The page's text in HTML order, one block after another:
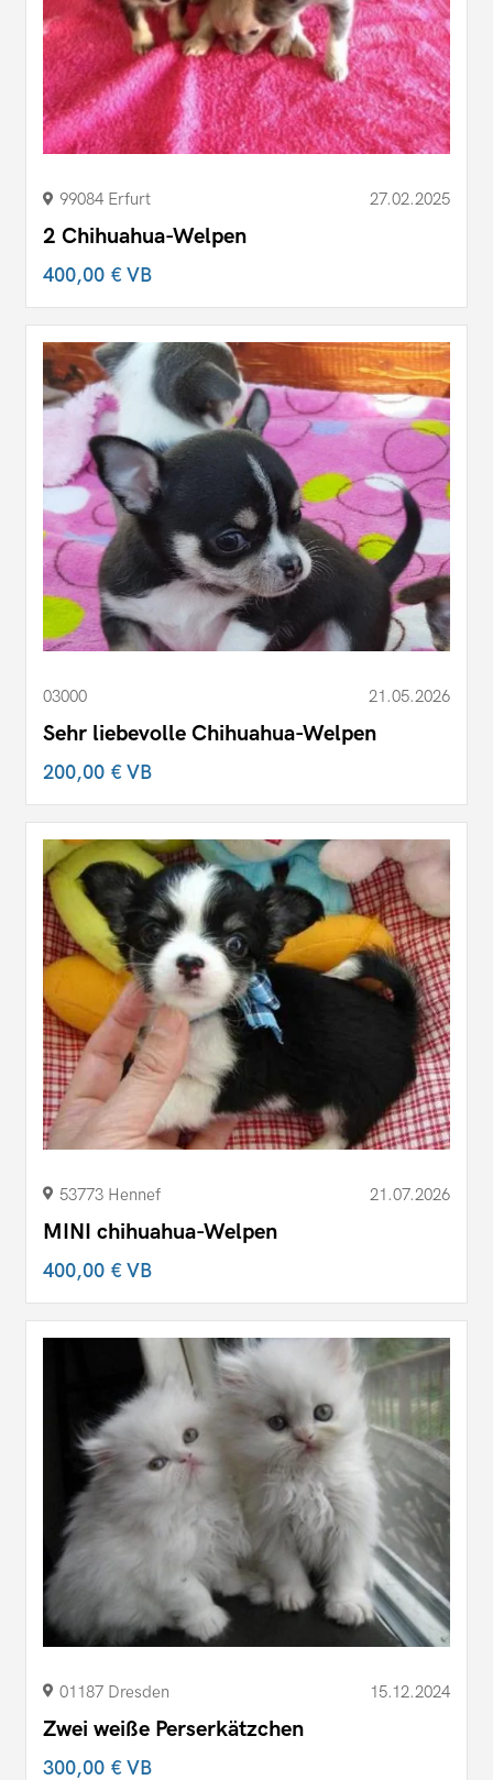
99084 Erfurt 27.02.2025
2 Chihuahua-Welpen
400,00 €VB
03000 21.05.2026
Sehr liebevolle Chihuahua-Welpen
200,00 €VB
53773 Hennef 21.07.2026
MINI chihuahua-Welpen
400,00 €VB
01187 Dresden 15.12.2024
Zwei weiße Perserkätzchen
300,00 €VB